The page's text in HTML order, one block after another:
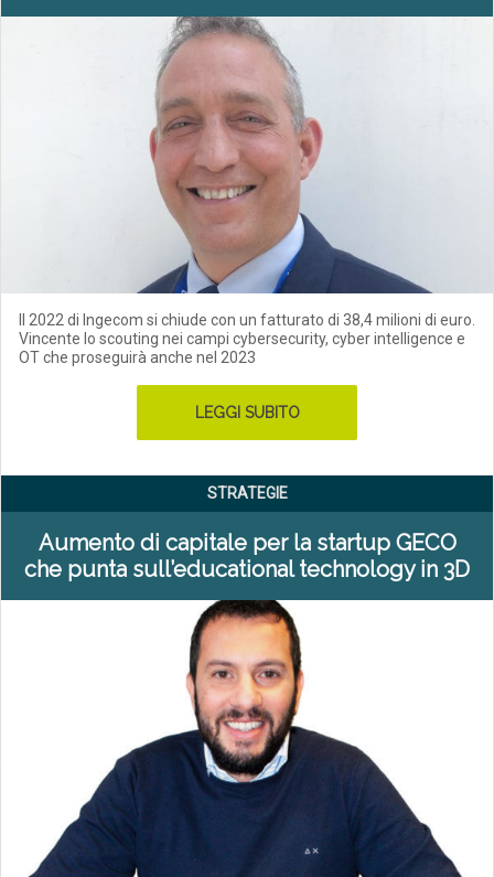
Il 2022 di Ingecom si chiude con un fatturato di 38,4 milioni di euro.
Vincente lo scouting nei campi cybersecurity, cyber intelligence e
OT che proseguirà anche nel 2023
LEGGI SUBITO
STRATEGIE
Aumento di capitale per la startup GECO
che punta sull’educational technology in 3D